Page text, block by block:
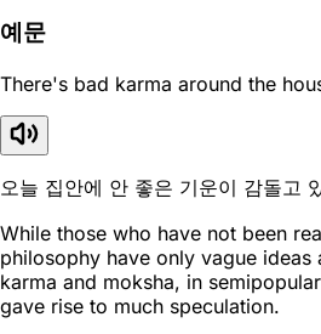
예문
There's bad karma around the
오늘 집안에 안 좋은 기운이 감돌고
While those who have not been
philosophy have only vague
karma and moksha, in
gave rise to much speculation.